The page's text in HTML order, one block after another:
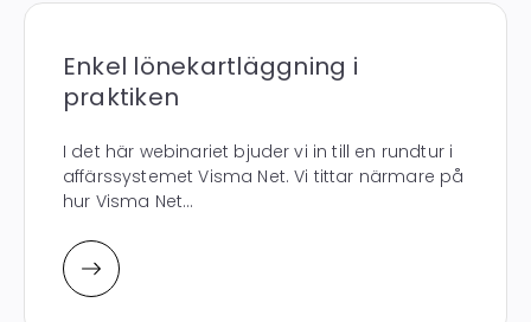
Enkel lönekartläggning i
praktiken
I det här webinariet bjuder vi in till en rundtur i
affärssystemet Visma Net. Vi tittar närmare på
hur Visma Net...